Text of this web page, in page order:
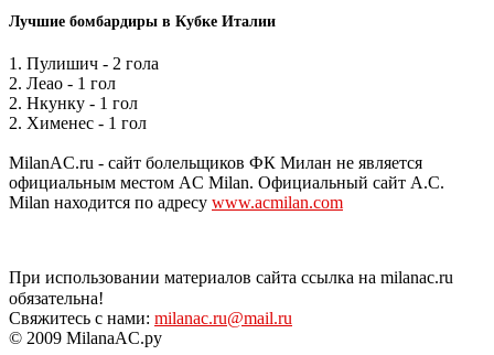
Лучшие бомбардиры в Кубке Италии
1. Пулишич - 2 гола
2. Леао - 1 гол
2. Нкунку - 1 гол
2. Хименес - 1 гол
MilanAC.ru - сайт болельщиков ФК Милан не является
официальным местом AC Milan. Официальный сайт A.C.
Milan находится по адресу www.acmilan.com
При использовании материалов сайта ссылка на milanac.ru
обязательна!
Свяжитесь с нами: milanac.ru@mail.ru
© 2009 MilanaAC.ру